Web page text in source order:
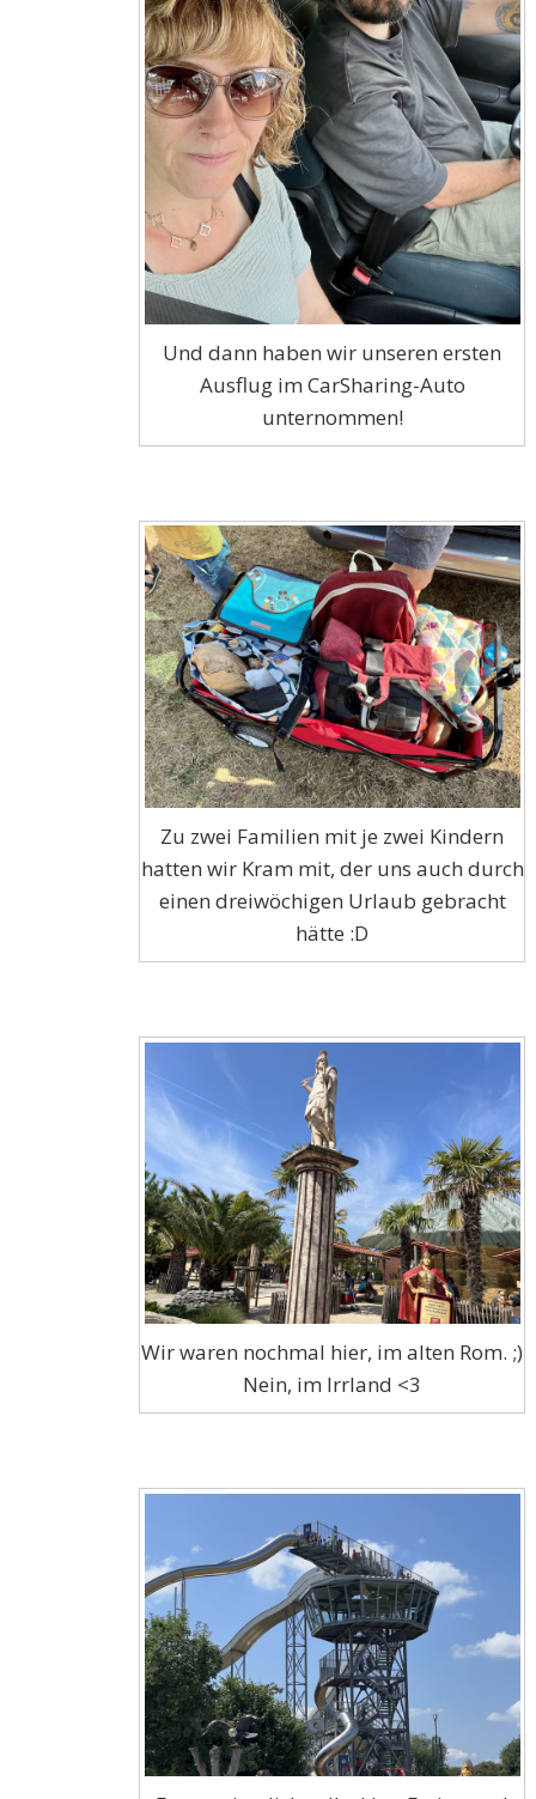
Und dann haben wir unseren ersten
Ausflug im CarSharing-Auto
unternommen!
Zu zwei Familien mit je zwei Kindern
hatten wir Kram mit, der uns auch durch
einen dreiwöchigen Urlaub gebracht
hätte :D
Wir waren nochmal hier, im alten Rom. ;)
Nein, im Irrland <3